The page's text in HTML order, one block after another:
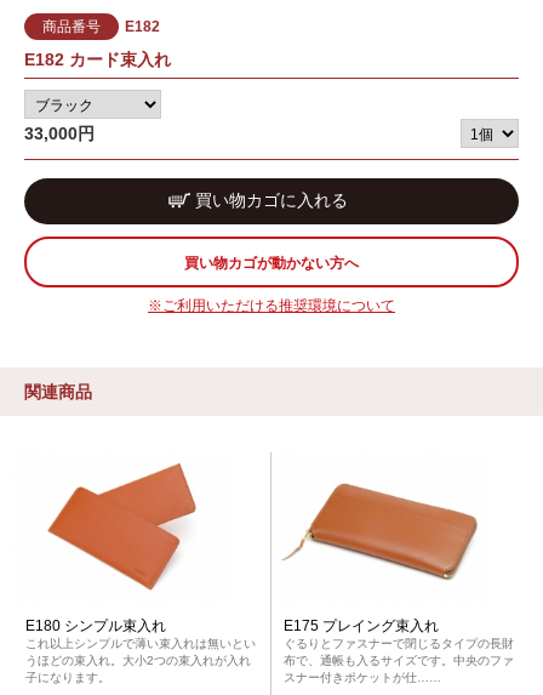
商品番号 E182
E182 カード束入れ
33,000円
買い物カゴが動かない方へ
※ご利用いただける推奨環境について
関連商品
E180 シンプル束入れ
これ以上シンプルで薄い束入れは無いとい
うほどの束入れ。大小2つの束入れが入れ
子になります。
E175 プレイング束入れ
ぐるりとファスナーで閉じるタイプの長財
布で、通帳も入るサイズです。中央のファ
スナー付きポケットが仕……